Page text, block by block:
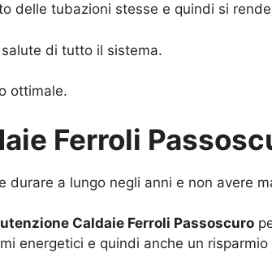
delle tubazioni stesse e quindi si
di tutto il sistema.
ottimale.
Ferroli
durare a lungo negli anni e non avere
Caldaie Ferroli Passoscuro
energetici e quindi anche un